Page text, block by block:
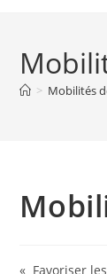
> Mobilités
« Favoriser